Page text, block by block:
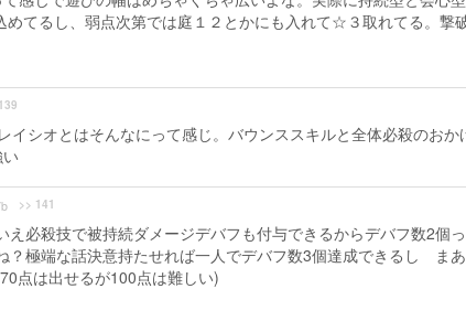
てるし、弱点次第では庭１２とかにも入れて☆３取れてる。撃
イシオとはそんなにって感じ。バウンススキルと全体必殺のおか
>> 141
え必殺技で被持続ダメージデバフも付与できるからデバフ数2個
？極端な話決意持たせれば一人でデバフ数3個達成できるし ま
点は出せるが100点は難しい)